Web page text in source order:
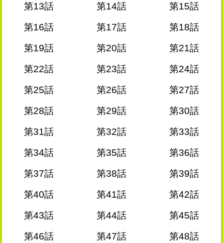
第13話
第14話
第15話
第16話
第17話
第18話
第19話
第20話
第21話
第22話
第23話
第24話
第25話
第26話
第27話
第28話
第29話
第30話
第31話
第32話
第33話
第34話
第35話
第36話
第37話
第38話
第39話
第40話
第41話
第42話
第43話
第44話
第45話
第46話
第47話
第48話